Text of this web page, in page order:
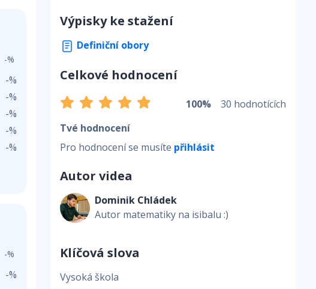
-%
-%
-%
-%
-%
-%
-%
-%
Výpisky ke stažení
Definiční obory
Celkové hodnocení
100%
30 hodnotících
Tvé hodnocení
Pro hodnocení se musíte přihlásit
Autor videa
Dominik Chládek
Autor matematiky na isibalu :)
Klíčová slova
Vysoká škola